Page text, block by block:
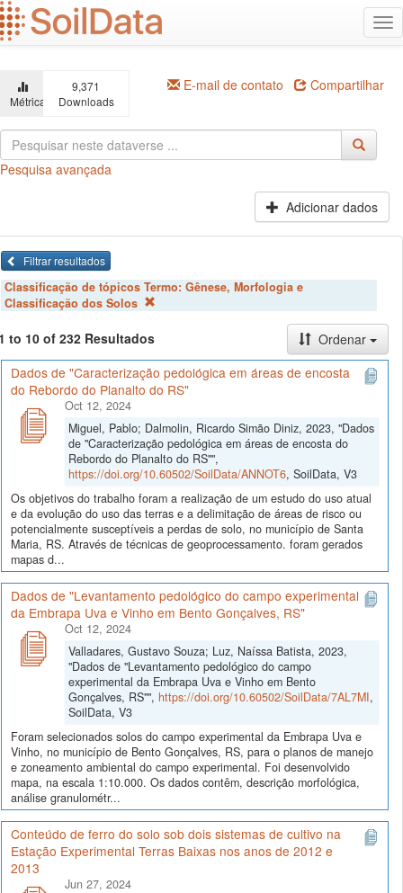
Ir
para
o
principal
Métricas
9,371
Downloads
E-mail de contato Compartilhar
Pesquisa avançada
Adicionar dados
Filtrar resultados
Classificação de tópicos Termo: Gênese, Morfologia e
Classificação dos Solos
to 10 of 232 Resultados
Ordenar
Dados de "Caracterização pedológica em áreas de encosta
do Rebordo do Planalto do RS"
Oct 12, 2024
Miguel, Pablo; Dalmolin, Ricardo Simão Diniz, 2023, "Dados
de "Caracterização pedológica em áreas de encosta do
Rebordo do Planalto do RS"",
https://doi.org/10.60502/SoilData/ANNOT6, SoilData, V3
Os objetivos do trabalho foram a realização de um estudo do uso atual
e da evolução do uso das terras e a delimitação de áreas de risco ou
potencialmente susceptíveis a perdas de solo, no município de Santa
Maria, RS. Através de técnicas de geoprocessamento. foram gerados
mapas d...
Dados de "Levantamento pedológico do campo experimental
da Embrapa Uva e Vinho em Bento Gonçalves, RS"
Oct 12, 2024
Valladares, Gustavo Souza; Luz, Naíssa Batista, 2023,
"Dados de "Levantamento pedológico do campo
experimental da Embrapa Uva e Vinho em Bento
Gonçalves, RS"", https://doi.org/10.60502/SoilData/7AL7MI,
SoilData, V3
Foram selecionados solos do campo experimental da Embrapa Uva e
Vinho, no município de Bento Gonçalves, RS, para o planos de manejo
e zoneamento ambiental do campo experimental. Foi desenvolvido
mapa, na escala 1:10.000. Os dados contêm, descrição morfológica,
análise granulométr...
Conteúdo de ferro do solo sob dois sistemas de cultivo na
Estação Experimental Terras Baixas nos anos de 2012 e
2013
Jun 27, 2024